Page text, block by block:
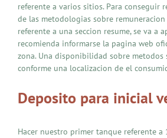
referente a varios sitios. Para conseguir
de las metodologias sobre
referente a una seccion resume, se va a
recomienda informarse la pagina web
zona. Una disponibilidad sobre metodos
conforme una localizacion de el
Deposito para inicial
Hacer nuestro primer tanque referente a